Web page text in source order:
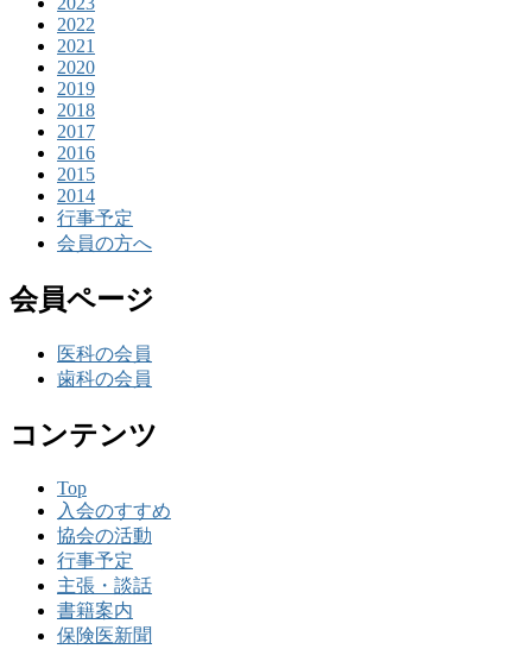
2022
2021
2020
2019
2018
2017
2016
2015
2014
行事予定
会員の方へ
会員ページ
医科の会員
歯科の会員
コンテンツ
Top
入会のすすめ
協会の活動
行事予定
主張・談話
書籍案内
保険医新聞